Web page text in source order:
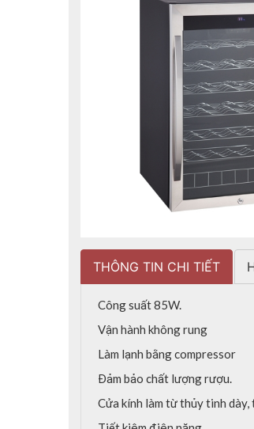
THÔNG TIN CHI TIẾT
Công suất 85W.
Vận hành không rung
Làm lạnh bằng compressor
Đảm bảo chất lượng rượu.
Cửa kính làm từ thủy tinh